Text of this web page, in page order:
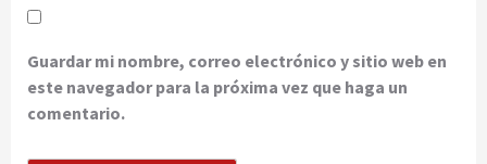
Guardar mi nombre, correo electrónico y sitio web en
este navegador para la próxima vez que haga un
comentario.